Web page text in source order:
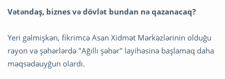
Vətəndaş, biznes və dövlət bundan nə qazanacaq?
Yeri gəlmişkən, fikrimcə Asan Xidmət Mərkəzlərinin olduğu
rayon və şəhərlərdə "Ağıllı şəhər" layihəsinə başlamaq daha
məqsədəuyğun olardı.